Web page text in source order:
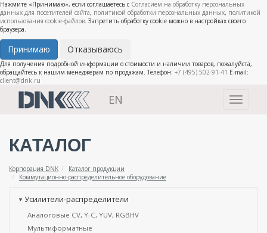
Нажмите «Принимаю», если соглашаетесь с Согласием на обработку персональных
данных для посетителей сайта, политикой обработки персональных данных, политикой
использования cookie-файлов. Запретить обработку cookie можно в настройках своего
браузера.
Принимаю Отказываюсь
Для получения подробной информации о стоимости и наличии товаров, пожалуйста,
обращайтесь к нашим менеджерам по продажам. Телефон: +7 (495) 502-91-41 E-mail:
client@dnk.ru
Toggle
EN
КАТАЛОГ
Корпорация DNK
Каталог продукции
Коммутационно-распределительное оборудование
Усилители-распределители
Аналоговые CV, Y-C, YUV, RGBHV
Мультиформатные